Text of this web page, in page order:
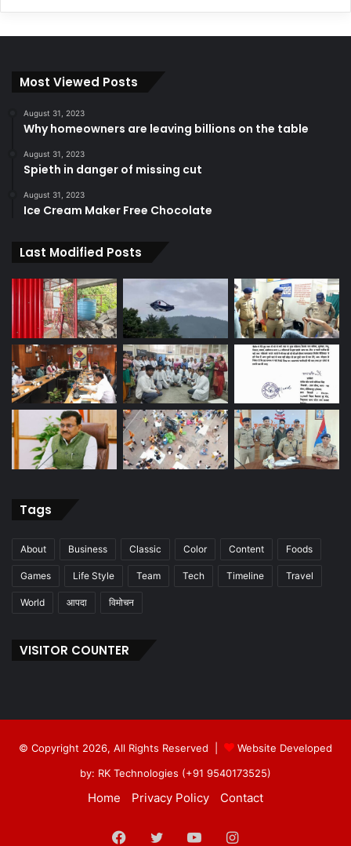
Most Viewed Posts
August 31, 2023
Why homeowners are leaving billions on the table
August 31, 2023
Spieth in danger of missing cut
August 31, 2023
Ice Cream Maker Free Chocolate
Last Modified Posts
Tags
About Business Classic Color Content Foods
Games Life Style Team Tech Timeline Travel
World आपदा विमोचन
VISITOR COUNTER
© Copyright 2026, All Rights Reserved |
Website Developed
by: RK Technologies (+91 9540173525)
Home Privacy Policy Contact
Facebook
TwitterYouTubeInstagram